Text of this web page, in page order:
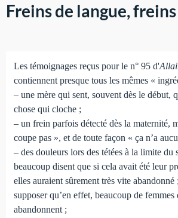
Freins de langue,
Les témoignages reçus pour le n° 95 d'
contiennent presque tous les mêmes «
– une mère qui sent, souvent dès le début,
chose qui cloche ;
– un frein parfois détecté dès la maternité,
coupe pas », et de toute façon « ça n’a
– des douleurs lors des tétées à la limite du
beaucoup disent que si cela avait été leur
elles auraient sûrement très vite abandonné
supposer qu’en effet, beaucoup de femmes
abandonnent ;